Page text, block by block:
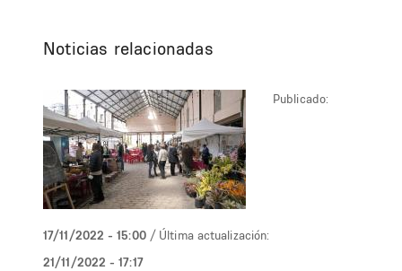
Noticias relacionadas
Publicado:
17/11/2022 - 15:00 / Última actualización:
21/11/2022 - 17:17